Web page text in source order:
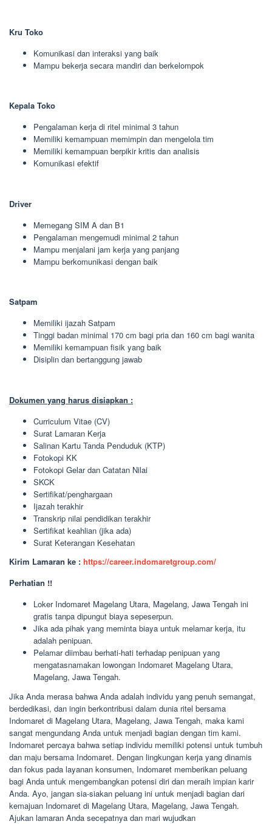
Kru Toko
Komunikasi dan interaksi yang baik
Mampu bekerja secara mandiri dan berkelompok
Kepala Toko
Pengalaman kerja di ritel minimal 3 tahun
Memiliki kemampuan memimpin dan mengelola tim
Memiliki kemampuan berpikir kritis dan analisis
Komunikasi efektif
Driver
Memegang SIM A dan B1
Pengalaman mengemudi minimal 2 tahun
Mampu menjalani jam kerja yang panjang
Mampu berkomunikasi dengan baik
Satpam
Memiliki ijazah Satpam
Tinggi badan minimal 170 cm bagi pria dan 160 cm bagi wanita
Memiliki kemampuan fisik yang baik
Disiplin dan bertanggung jawab
Dokumen yang harus disiapkan :
Curriculum Vitae (CV)
Surat Lamaran Kerja
Salinan Kartu Tanda Penduduk (KTP)
Fotokopi KK
Fotokopi Gelar dan Catatan Nilai
SKCK
Sertifikat/penghargaan
Ijazah terakhir
Transkrip nilai pendidikan terakhir
Sertifikat keahlian (jika ada)
Surat Keterangan Kesehatan
Kirim Lamaran ke : https://career.indomaretgroup.com/
Perhatian !!
Loker Indomaret Magelang Utara, Magelang, Jawa Tengah ini
gratis tanpa dipungut biaya sepeserpun.
Jika ada pihak yang meminta biaya untuk melamar kerja, itu
adalah penipuan.
Pelamar diimbau berhati-hati terhadap penipuan yang
mengatasnamakan lowongan Indomaret Magelang Utara,
Magelang, Jawa Tengah.
Jika Anda merasa bahwa Anda adalah individu yang penuh semangat,
berdedikasi, dan ingin berkontribusi dalam dunia ritel bersama
Indomaret di Magelang Utara, Magelang, Jawa Tengah, maka kami
sangat mengundang Anda untuk menjadi bagian dengan tim kami.
Indomaret percaya bahwa setiap individu memiliki potensi untuk tumbuh
dan maju bersama Indomaret. Dengan lingkungan kerja yang dinamis
dan fokus pada layanan konsumen, Indomaret memberikan peluang
bagi Anda untuk mengembangkan potensi diri dan meraih impian karir
Anda. Ayo, jangan sia-siakan peluang ini untuk menjadi bagian dari
kemajuan Indomaret di Magelang Utara, Magelang, Jawa Tengah.
Ajukan lamaran Anda secepatnya dan mari wujudkan